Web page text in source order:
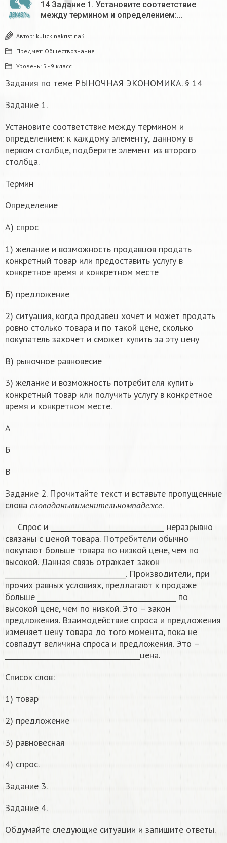
ДЕКАБРЬ
14 Задание 1. Установите соответствие
между термином и определением:…
Автор: kulickinakristina3
Предмет: Обществознание
Уровень: 5 - 9 класс
Задания по теме РЫНОЧНАЯ ЭКОНОМИКА. § 14
Задание 1.
Установите соответствие между термином и
определением: к каждому элементу, данному в
первом столбце, подберите элемент из второго
столбца.
Термин
Определение
А) спрос
1) желание и возможность продавцов продать
конкретный товар или предоставить услугу в
конкретное время и конкретном месте
Б) предложение
2) ситуация, когда продавец хочет и может продать
ровно столько товара и по такой цене, сколько
покупатель захочет и сможет купить за эту цену
В) рыночное равновесие
3) желание и возможность потребителя купить
конкретный товар или получить услугу в конкретное
время и конкретном месте.
А
Б
В
Задание 2. Прочитайте текст и вставьте пропущенные
слова
сл о в а д а н ыв име н и т ел ьн омп а д е ж е
сл ов а даны вим ен итель но мпадеже
.
Спрос и ________________________________ неразрывно
связаны с ценой товара. Потребители обычно
покупают больше товара по низкой цене, чем по
высокой. Данная связь отражает закон
__________________________________. Производители, при
прочих равных условиях, предлагают к продаже
больше _______________________________________ по
высокой цене, чем по низкой. Это – закон
предложения. Взаимодействие спроса и предложения
изменяет цену товара до того момента, пока не
совпадут величина спроса и предложения. Это –
______________________________________цена.
Список слов:
1) товар
2) предложение
3) равновесная
4) спрос.
Задание 3.
Задание 4.
Обдумайте следующие ситуации и запишите ответы.